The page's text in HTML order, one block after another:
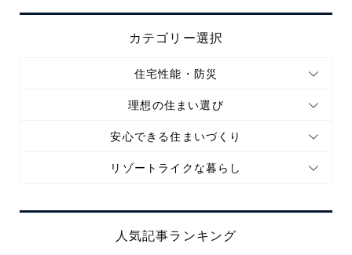
カテゴリー選択
住宅性能・防災
理想の住まい選び
安心できる住まいづくり
リゾートライクな暮らし
人気記事ランキング